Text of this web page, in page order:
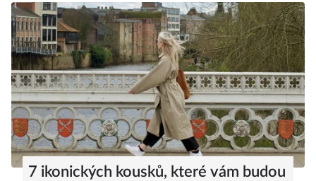
7 ikonických kousků, které vám budou